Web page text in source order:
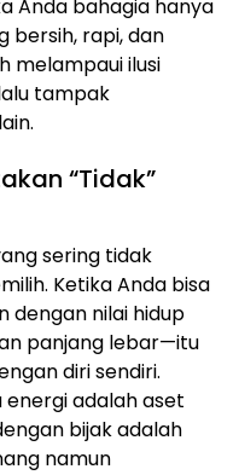
Anda bahagia hanya
bersih, rapi, dan
melampaui ilusi
tampak
“Tidak”
sering tidak
Ketika Anda bisa
dengan nilai hidup
panjang lebar—itu
diri sendiri.
adalah aset
bijak adalah
namun